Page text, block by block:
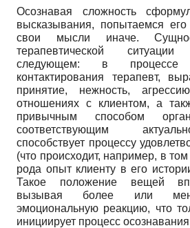
Осознавая сложность
высказывания, попытаемся
свои мысли иначе.
терапевтической
следующем: в процессе
контактирования терапевт,
принятие, нежность,
отношениях с клиентом, а
привычным способом
соответствующим
способствует процессу
(что происходит, например, в
рода опыт клиенту в его
Такое положение вещей
вызывая более или
эмоциональную реакцию, что
инициирует процесс